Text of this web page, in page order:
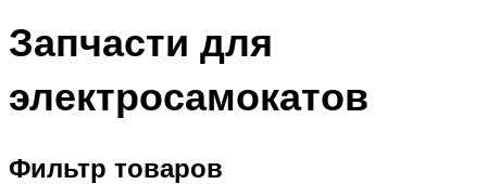
Запчасти для
электросамокатов
Фильтр товаров